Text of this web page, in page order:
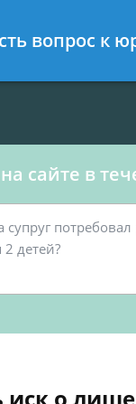
праву,
сайте в
вопрос к